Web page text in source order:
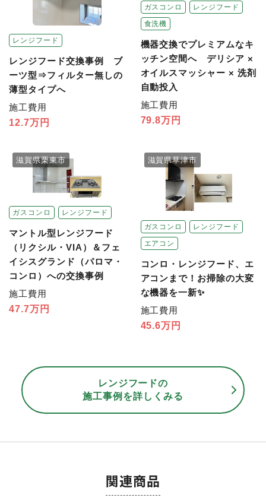
レンジフード
レンジフード交換事例 ブ
ーツ型⇒フィルター無しの
薄型タイプへ
施工費用
12.7万円
ガスコンロ
レンジフード
食洗機
機器交換でプレミアムなキ
ッチン空間へ デリシア ×
オイルスマッシャー × 洗剤
自動投入
施工費用
79.8万円
ガスコンロ レンジフード
滋賀県栗東市
マントル型レンジフード
（リクシル・VIA）＆フェ
イシスグランド（パロマ・
コンロ）への交換事例
施工費用
47.7万円
ガスコンロ
レンジフード
エアコン
滋賀県草津市
コンロ・レンジフード、エ
アコンまで！お掃除の大変
な機器を一新✨
施工費用
45.6万円
レンジフードの
施工事例を詳しくみる
関連商品